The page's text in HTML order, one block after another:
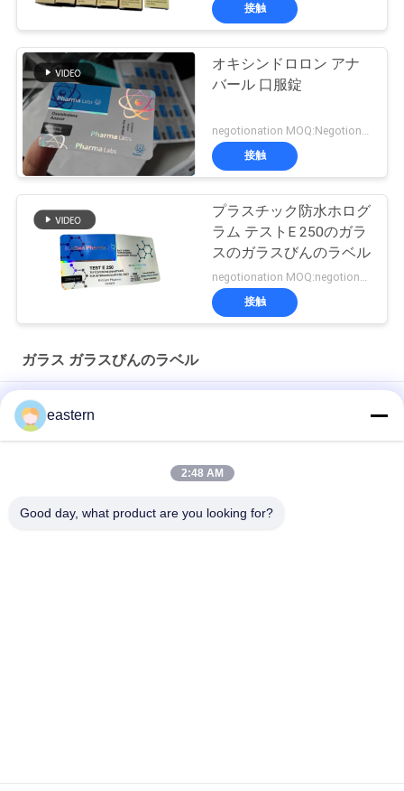
接触
オキシンドロロン アナ
バール 口服錠
接触
プラスチック防水ホログ
ラム テストE 250のガラ
スのガラスびんのラベル
negotionation MOQ:negotionation
接触
ガラス ガラスびんのラベル
ソマトロピン HG 176-191 2mlx10 ラベル付きガラスバイアル
フルセットのPaer Instrutionが付いているトレンアセテートバ
eastern
2:48 AM
Good day, what product are you looking for?